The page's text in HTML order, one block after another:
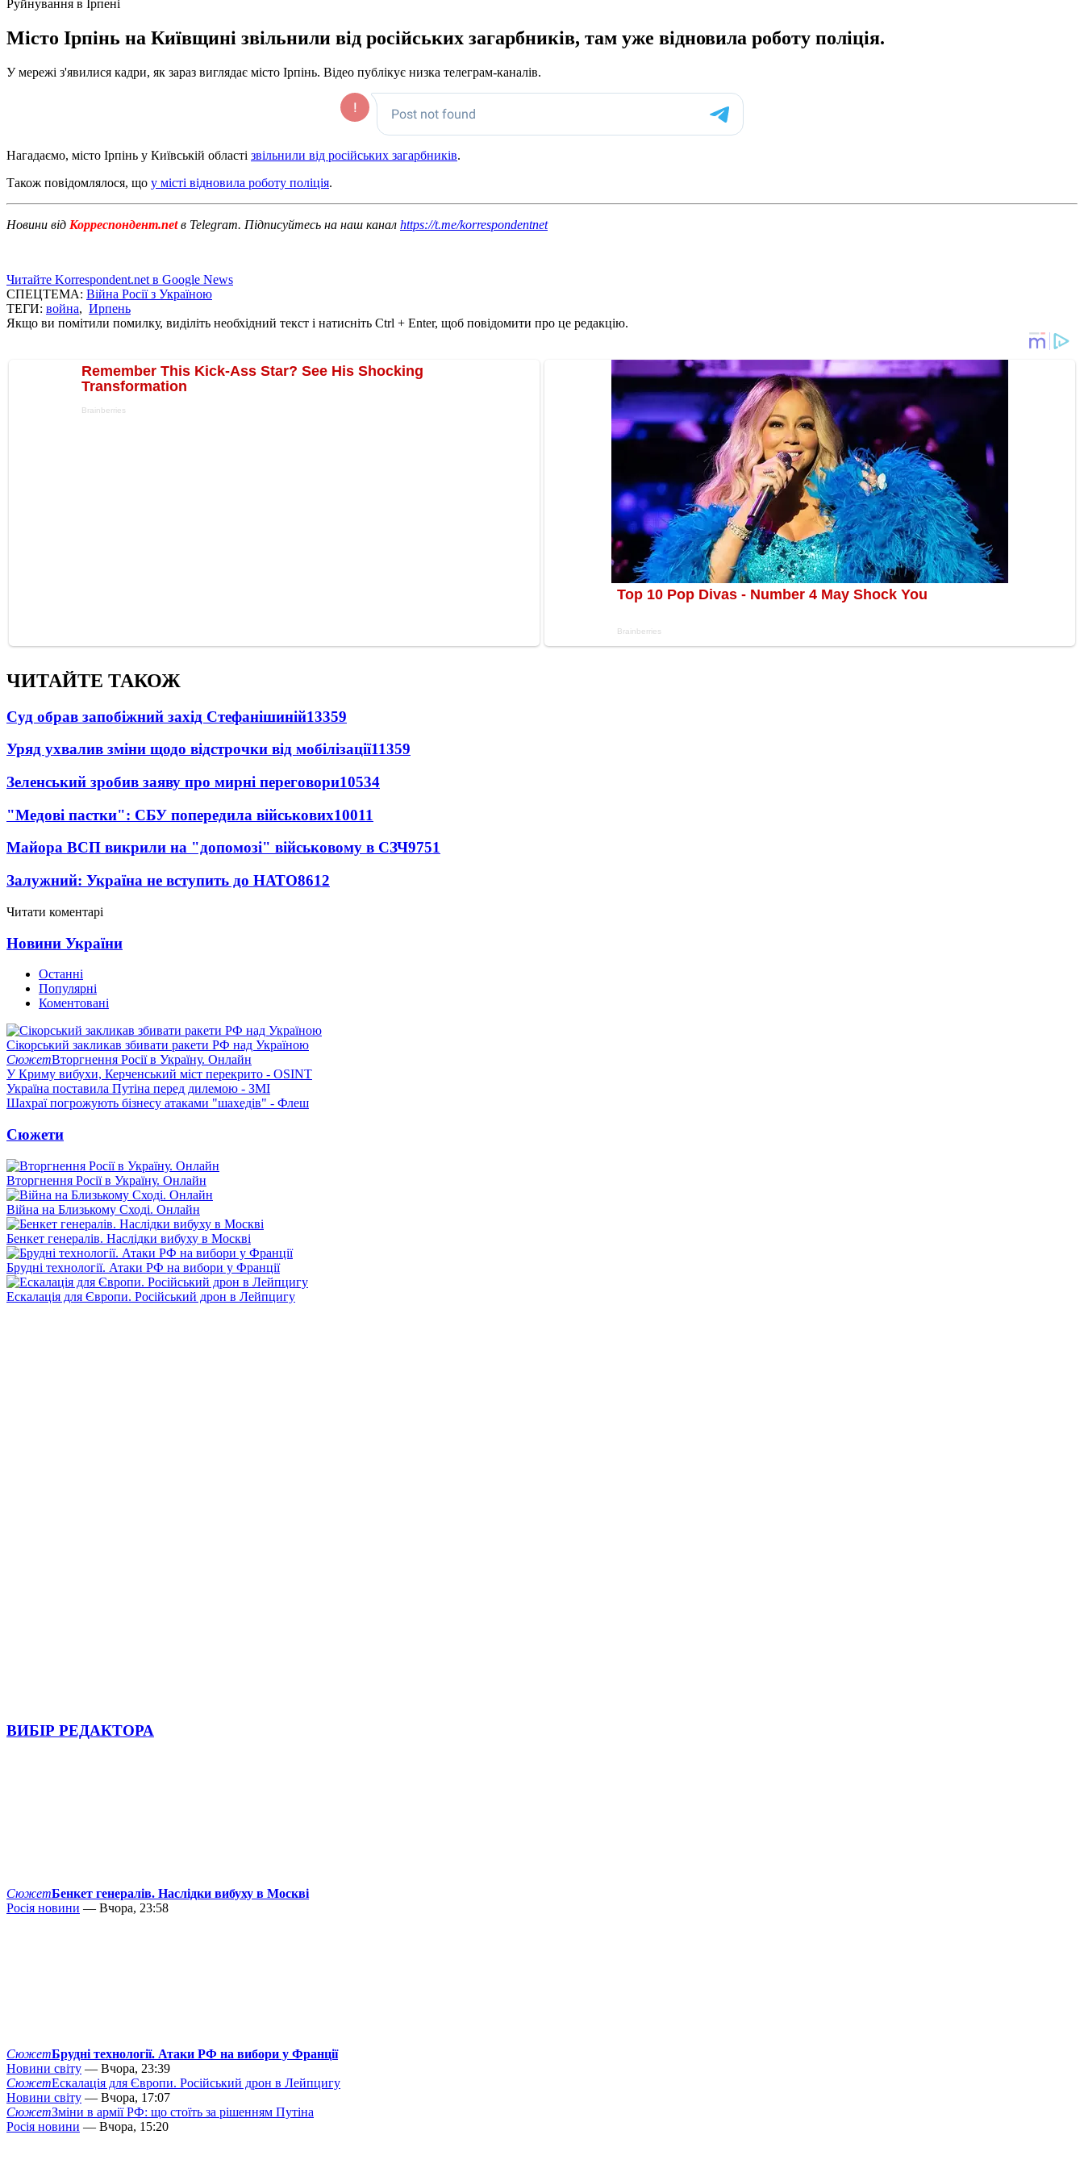
Руйнування в Ірпені
Місто Ірпінь на Київщині звільнили від російських загарбників, там уже відновила роботу поліція.
У мережі з'явилися кадри, як зараз виглядає місто Ірпінь. Відео публікує низка телеграм-каналів.
Нагадаємо, місто Ірпінь у Київській області звільнили від російських загарбників.
Також повідомлялося, що у місті відновила роботу поліція.
Новини від Корреспондент.netв Telegram. Підписуйтесь на наш канал https://t.me/korrespondentnet
Читайте Korrespondent.net в Google News
СПЕЦТЕМА: Війна Росії з Україною
ТЕГИ: война, Ирпень
Якщо ви помітили помилку, виділіть необхідний текст і натисніть Ctrl + Enter, щоб повідомити про це редакцію.
ЧИТАЙТЕ ТАКОЖ
Суд обрав запобіжний захід Стефанішиній13359
Уряд ухвалив зміни щодо відстрочки від мобілізації11359
Зеленський зробив заяву про мирні переговори10534
"Медові пастки": СБУ попередила військових10011
Майора ВСП викрили на "допомозі" військовому в СЗЧ9751
Залужний: Україна не вступить до НАТО8612
Читати коментарі
Новини України
Останні
Популярні
Коментовані
Сікорський закликав збивати ракети РФ над Україною
СюжетВторгнення Росії в Україну. Онлайн
У Криму вибухи, Керченський міст перекрито - OSINT
Україна поставила Путіна перед дилемою - ЗМІ
Шахраї погрожують бізнесу атаками "шахедів" - Флеш
Сюжети
Вторгнення Росії в Україну. Онлайн
Війна на Близькому Сході. Онлайн
Бенкет генералів. Наслідки вибуху в Москві
Брудні технології. Атаки РФ на вибори у Франції
Ескалація для Європи. Російський дрон в Лейпцигу
ВИБІР РЕДАКТОРА
СюжетБенкет генералів. Наслідки вибуху в Москві
Росія новини — Вчора, 23:58
СюжетБрудні технології. Атаки РФ на вибори у Франції
Новини світу — Вчора, 23:39
СюжетЕскалація для Європи. Російський дрон в Лейпцигу
Новини світу — Вчора, 17:07
СюжетЗміни в армії РФ: що стоїть за рішенням Путіна
Росія новини — Вчора, 15:20